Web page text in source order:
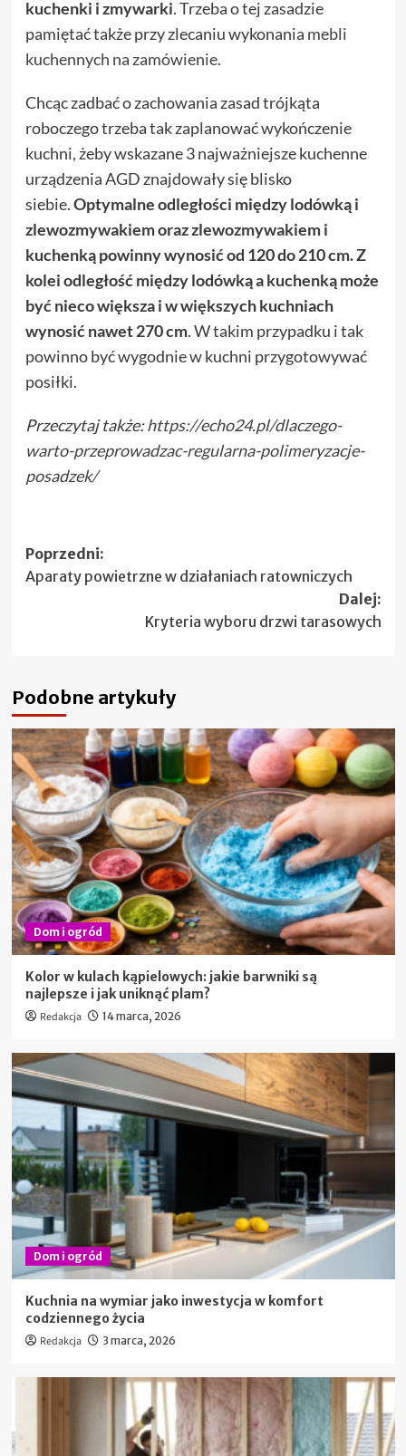
kuchenki i zmywarki. Trzeba o tej zasadzie
pamiętać także przy zlecaniu wykonania mebli
kuchennych na zamówienie.
Chcąc zadbać o zachowania zasad trójkąta
roboczego trzeba tak zaplanować wykończenie
kuchni, żeby wskazane 3 najważniejsze kuchenne
urządzenia AGD znajdowały się blisko
siebie.Optymalne odległości między lodówką i
zlewozmywakiem oraz zlewozmywakiem i
kuchenką powinny wynosić od 120 do 210 cm. Z
kolei odległość między lodówką a kuchenką może
być nieco większa i w większych kuchniach
wynosić nawet 270 cm. W takim przypadku i tak
powinno być wygodnie w kuchni przygotowywać
posiłki.
Przeczytaj także:https://echo24.pl/dlaczego-
warto-przeprowadzac-regularna-polimeryzacje-
posadzek/
Zobacz
wpisy
Poprzedni:
Aparaty powietrzne w działaniach ratowniczych
Dalej:
Kryteria wyboru drzwi tarasowych
Podobne artykuły
Dom i ogród
Kolor w kulach kąpielowych: jakie barwniki są
najlepsze i jak uniknąć plam?
Redakcja 14 marca, 2026
Dom i ogród
Kuchnia na wymiar jako inwestycja w komfort
codziennego życia
Redakcja 3 marca, 2026